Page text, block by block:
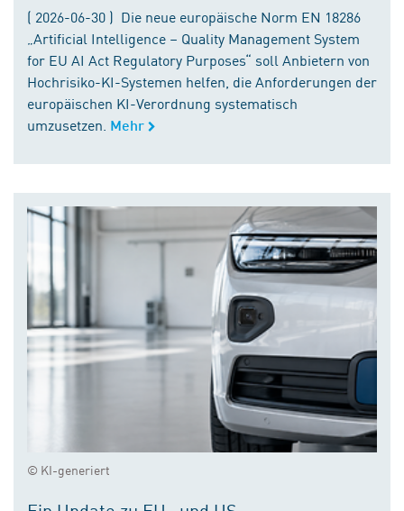
( 2026-06-30 ) Die neue europäische Norm EN 18286
„Artificial Intelligence – Quality Management System
for EU AI Act Regulatory Purposes“ soll Anbietern von
Hochrisiko-KI-Systemen helfen, die Anforderungen der
europäischen KI-Verordnung systematisch
umzusetzen. Mehr
© KI-generiert